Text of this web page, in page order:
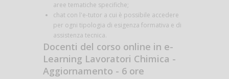
aree tematiche specifiche;
chat con l'e-tutor a cui è possibile accedere
per ogni tipologia di esigenza formativa e di
assistenza tecnica.
Docenti del corso online in e-
Learning Lavoratori Chimica -
Aggiornamento - 6 ore